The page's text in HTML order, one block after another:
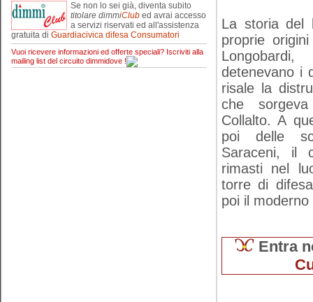
Se non lo sei già, diventa subito
titolare dimmiClub ed avrai accesso
a servizi riservati ed all'assistenza
gratuita di Guardiacivica difesa Consumatori
Vuoi ricevere informazioni ed offerte speciali? Iscriviti alla
mailing list del circuito dimmidove !
La storia del
proprie
detenevano i
risale la
che
Collalto. A
poi delle
Saraceni, il
rimasti nel
torre di
poi il
Entra